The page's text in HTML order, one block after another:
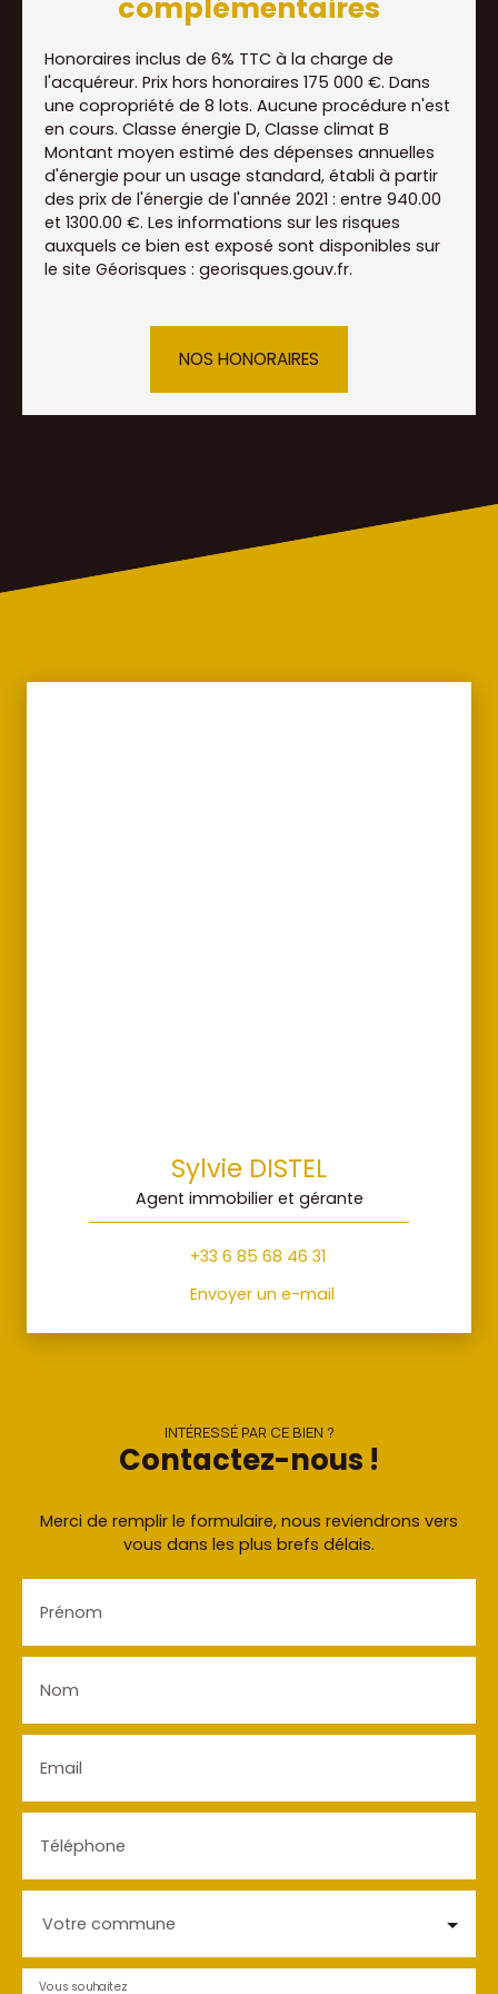
complémentaires
Honoraires inclus de 6% TTC à la charge de
l'acquéreur. Prix hors honoraires 175 000 €. Dans
une copropriété de 8 lots. Aucune procédure n'est
en cours. Classe énergie D, Classe climat B
Montant moyen estimé des dépenses annuelles
d'énergie pour un usage standard, établi à partir
des prix de l'énergie de l'année 2021 : entre 940.00
et 1300.00 €. Les informations sur les risques
auxquels ce bien est exposé sont disponibles sur
le site Géorisques : georisques.gouv.fr.
NOS HONORAIRES
Sylvie DISTEL
Agent immobilier et gérante
+33 6 85 68 46 31
Envoyer un e-mail
INTÉRESSÉ PAR CE BIEN ?
Contactez-nous !
Merci de remplir le formulaire, nous reviendrons vers
vous dans les plus brefs délais.
Prénom
Nom
Email
Téléphone
Votre commune
Vous souhaitez